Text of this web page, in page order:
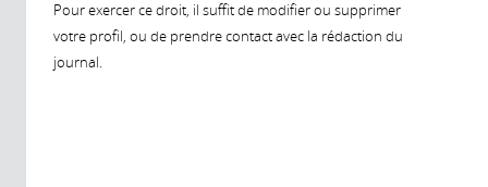
Pour exercer ce droit, il suffit de modifier ou supprimer
votre profil, ou de prendre contact avec la rédaction du
journal.